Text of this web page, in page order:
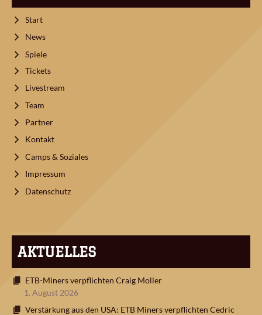
Start
News
Spiele
Tickets
Livestream
Team
Partner
Kontakt
Camps & Soziales
Impressum
Datenschutz
AKTUELLES
ETB-Miners verpflichten Craig Moller
1. August 2026
Verstärkung aus den USA: ETB Miners verpflichten Cedric